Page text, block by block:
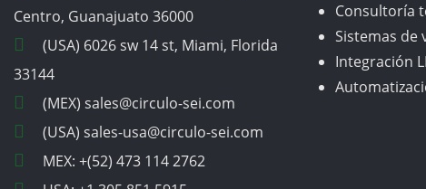
Centro, Guanajuato 36000
(USA) 6026 sw 14 st, Miami, Florida
33144
(MEX) sales@circulo-sei.com
(USA) sales-usa@circulo-sei.com
MEX: +(52) 473 114 2762
Consultoría
Sistemas de
Integración